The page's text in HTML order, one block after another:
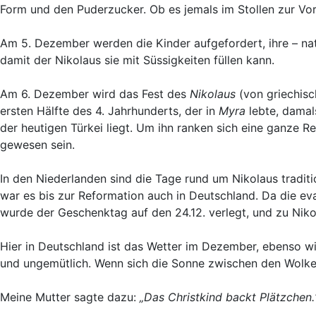
Form und den Puderzucker. Ob es jemals im Stollen zur
Am 5. Dezember werden die Kinder aufgefordert, ihre –
damit der Nikolaus sie mit Süssigkeiten füllen kann.
Am 6. Dezember wird das Fest des Nikolaus (von
ersten Hälfte des 4. Jahrhunderts, der in Myra lebte,
der heutigen Türkei liegt. Um ihn ranken sich eine ganze
gewesen sein.
In den Niederlanden sind die Tage rund um Nikolaus
war es bis zur Reformation auch in Deutschland. Da die
wurde der Geschenktag auf den 24.12. verlegt, und zu
Hier in Deutschland ist das Wetter im Dezember, ebenso
und ungemütlich. Wenn sich die Sonne zwischen den
Meine Mutter sagte dazu: „Das Christkind backt